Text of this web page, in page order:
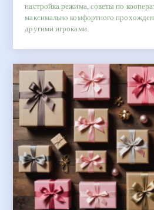
настройка режима, советы по
максимально комфортного
другими игроками.